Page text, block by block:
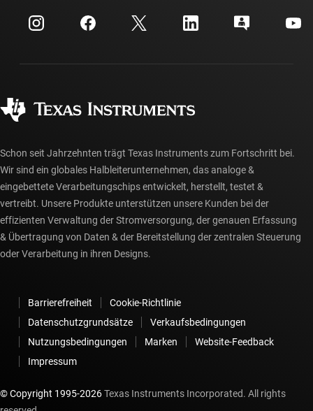
Investorenbeziehungen
Kundensupportzentrum
myTI-Konto FAQs
Häufig gestellte Fragen zu Bestellungen
Schon seit Jahrzehnten trägt Texas Instruments zum Fortschritt bei.
Wir sind ein globales Halbleiterunternehmen, das analoge &
eingebettete Verarbeitungschips entwickelt, herstellt, testet &
vertreibt. Unsere Produkte unterstützen unsere Kunden bei der
effizienten Verwaltung der Stromversorgung, der genauen Erfassung
& Übertragung von Daten & der Bereitstellung der zentralen Steuerung
oder Verarbeitung in ihren Designs.
Barrierefreiheit
Cookie-Richtlinie
Datenschutzgrundsätze
Verkaufsbedingungen
Nutzungsbedingungen
Marken
Website-Feedback
Impressum
© Copyright 1995-2026Texas Instruments Incorporated. All rights